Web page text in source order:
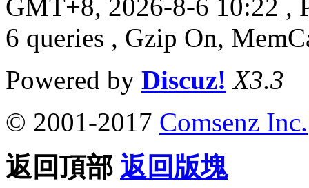
GMT+8, 2026-8-6 10:22 ,
6 queries , Gzip On,
Powered by Discuz! X3.3
© 2001-2017 Comsenz Inc.
返回頂部 返回版塊